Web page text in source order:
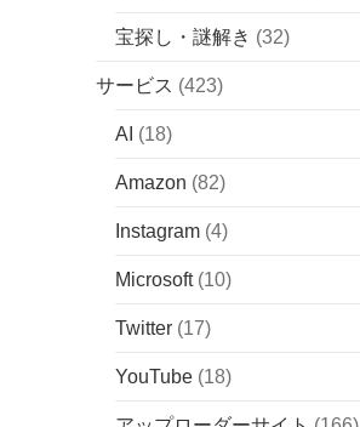
宝探し・謎解き (32)
サービス (423)
AI (18)
Amazon (82)
Instagram (4)
Microsoft(10)
Twitter (17)
YouTube (18)